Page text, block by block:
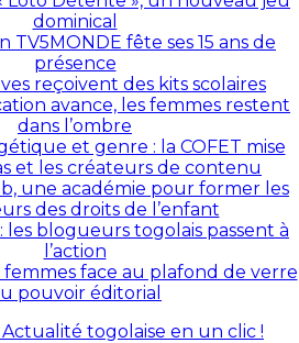
dominical
TV5MONDE fête ses 15 ans de
présence
reçoivent des kits scolaires
avance, les femmes restent
dans l’ombre
et genre : la COFET mise
et les créateurs de contenu
une académie pour former les
des droits de l’enfant
les blogueurs togolais passent à
l’action
femmes face au plafond de verre
pouvoir éditorial
Actualité togolaise en un clic !